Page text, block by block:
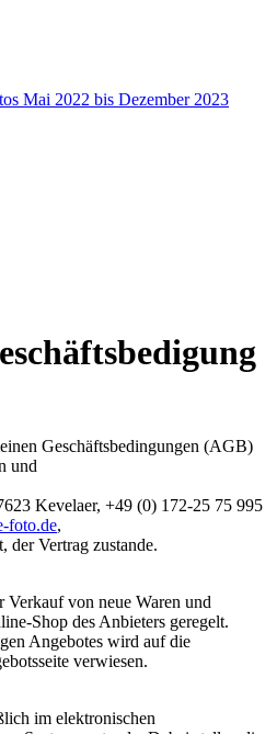
Mai 2022 bis Dezember 2023
Geschäftsbedingungen (AGB)
und
Kevelaer, +49 (0) 172-25 75 995
foto.de,
der Vertrag zustande.
von neue Waren und
Shop des Anbieters geregelt.
Angebotes wird auf die
verwiesen.
im elektronischen